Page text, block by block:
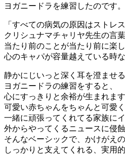
ヨガニードラを練習したのです。
「すべての病気の原因はストレ
クリシュナマチャリヤ先生の言
当たり前のことが当たり前に楽し
心のキャパが容量越えている時な
静かにじいっと深く耳を澄ませ
ヨガニードラの練習をすると、
心にすっきりと余裕が生まれます
可愛い赤ちゃんをちゃんと可愛
一緒に頑張ってくれてる家族に
外からやってくるニュースに侵
そんなベーシックで、かけがえ
しっかりと支えてくれる、実用